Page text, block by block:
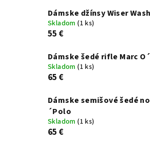
Dámske džínsy Wiser
Skladom(1 ks)
55 €
Dámske šedé rifle Marc
Skladom(1 ks)
65 €
Dámske semišové šedé
´Polo
Skladom(1 ks)
65 €